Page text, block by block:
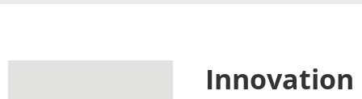
Innovation